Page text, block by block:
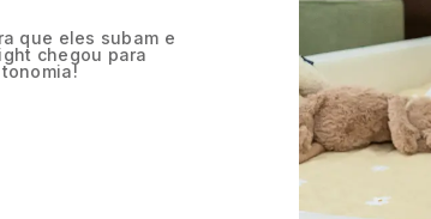
que eles subam e
chegou para